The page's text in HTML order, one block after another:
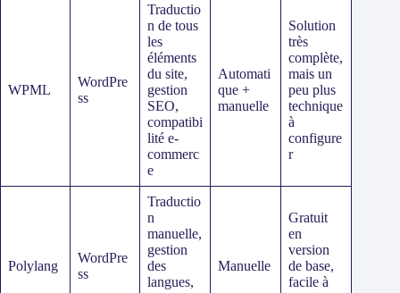
WPML
WordPre
ss
Traductio
n de tous
les
éléments
du site,
gestion
SEO,
compatibi
lité e-
commerc
e
Automati
que +
manuelle
Solution
très
complète,
mais un
peu plus
technique
à
configure
r
Polylang
WordPre
ss
Traductio
n
manuelle,
gestion
des
langues,
Manuelle
Gratuit
en
version
de base,
facile à